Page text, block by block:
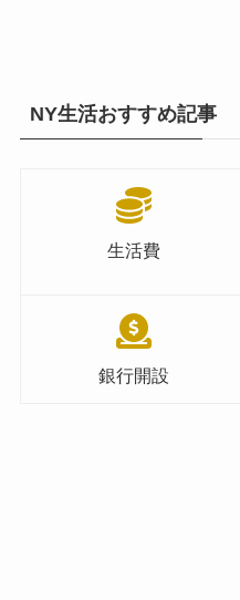
NY生活おすすめ記事
生活費
銀行開設